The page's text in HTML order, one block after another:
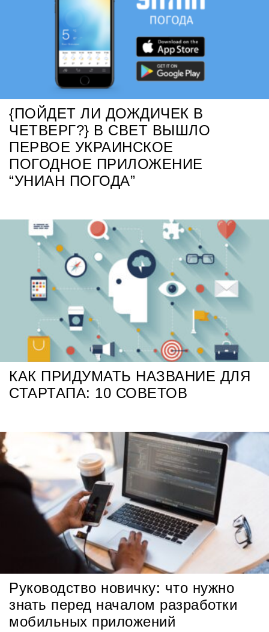
{ПОЙДЕТ ЛИ ДОЖДИЧЕК В
ЧЕТВЕРГ?} В СВЕТ ВЫШЛО
ПЕРВОЕ УКРАИНСКОЕ
ПОГОДНОЕ ПРИЛОЖЕНИЕ
“УНИАН ПОГОДА”
КАК ПРИДУМАТЬ НАЗВАНИЕ ДЛЯ
СТАРТАПА: 10 СОВЕТОВ
Руководство новичку: что нужно
знать перед началом разработки
мобильных приложений